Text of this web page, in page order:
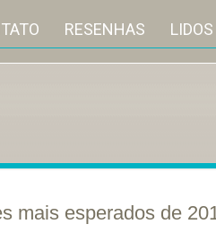
RESENHAS LIDOS
mais esperados de